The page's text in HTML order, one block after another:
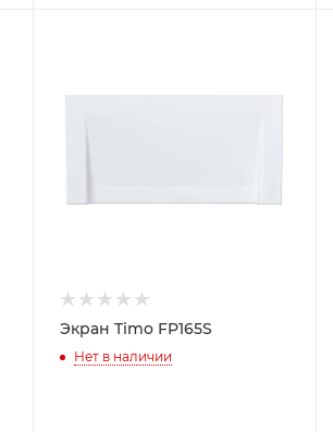
Экран Timo FP165S
Нет в наличии